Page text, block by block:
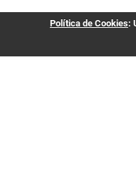
Política de Cookies: